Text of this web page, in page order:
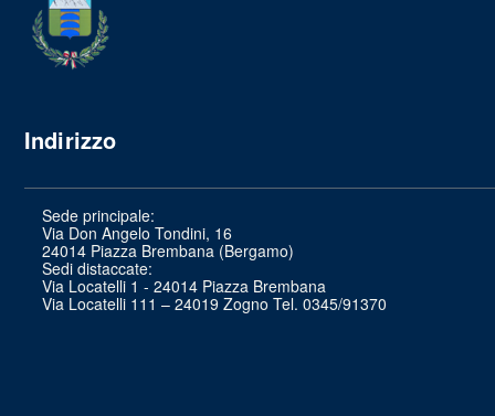
Indirizzo
Sede principale:
Via Don Angelo Tondini, 16
24014 Piazza Brembana (Bergamo)
Sedi distaccate:
Via Locatelli 1 - 24014 Piazza Brembana
Via Locatelli 111 – 24019 Zogno Tel. 0345/91370